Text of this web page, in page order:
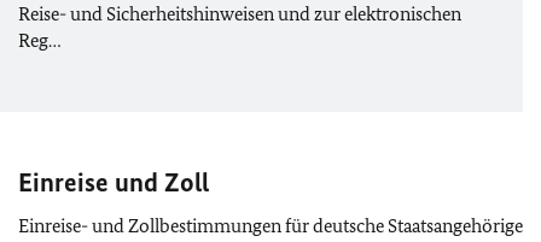
Reise- und Sicherheitshinweisen und zur elektronischen
Reg…
Einreise und Zoll
Einreise- und Zollbestimmungen für deutsche Staatsangehörige